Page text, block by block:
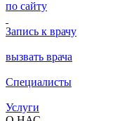
по сайту
Запись к врачу
вызвать врача
Специалисты
Услуги